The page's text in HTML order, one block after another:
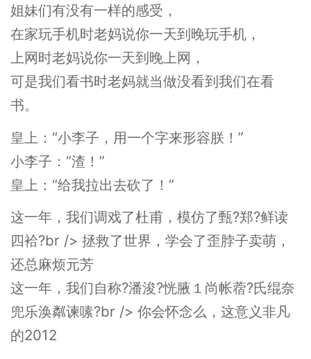
姐妹们有没有一样的感受，
在家玩手机时老妈说你一天到晚玩手机，
上网时老妈说你一天到晚上网，
可是我们看书时老妈就当做没看到我们在看
书。
皇上：“小李子，用一个字来形容朕！”
小李子：“渣！”
皇上：“给我拉出去砍了！”
这一年，我们调戏了杜甫，模仿了甄?郑?鲜读
四袷?br /> 拯救了世界，学会了歪脖子卖萌，
还总麻烦元芳
这一年，我们自称?潘浚?恍腋１尚帐蓿?氏绲奈
兜乐涣粼谏嗉?br /> 你会怀念么，这意义非凡
的2012